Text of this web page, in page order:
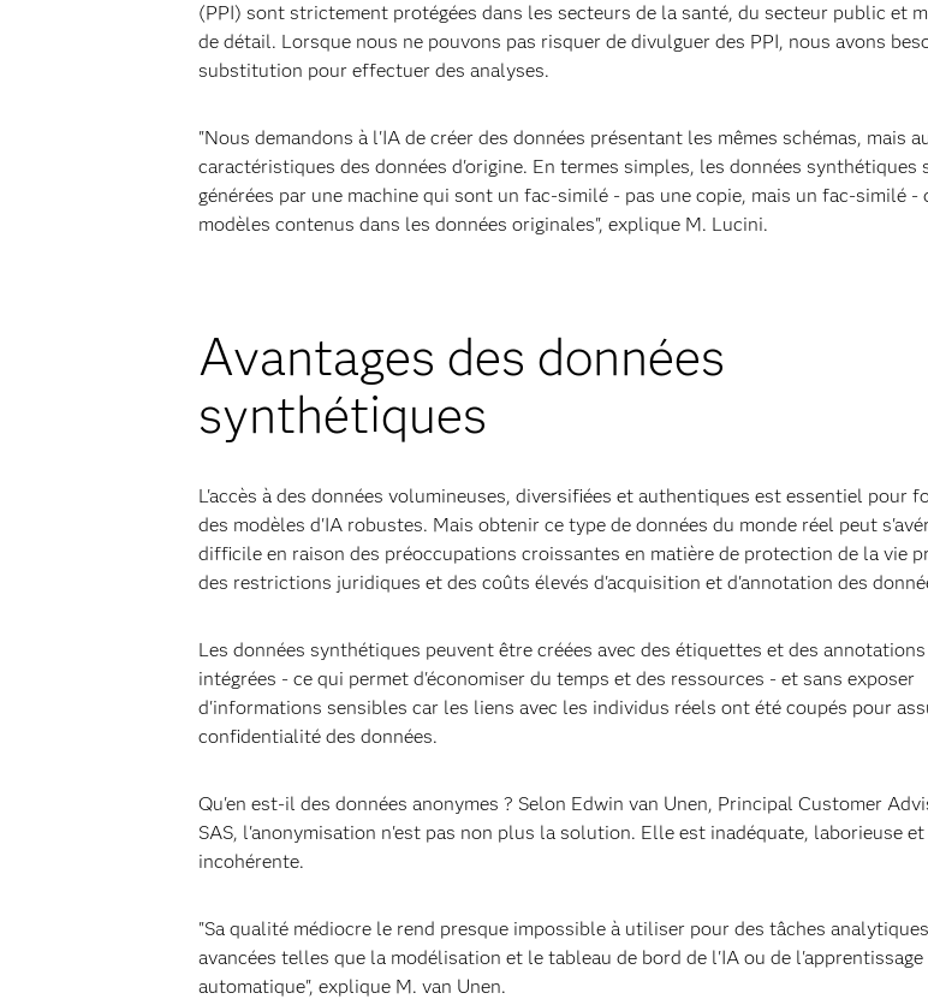
(PPI) sont strictement protégées dans les secteurs de la santé, du secteur public et
de détail. Lorsque nous ne pouvons pas risquer de divulguer des PPI, nous avons
substitution pour effectuer des analyses.
"Nous demandons à l'IA de créer des données présentant les mêmes schémas, mais
caractéristiques des données d'origine. En termes simples, les données synthétiques
générées par une machine qui sont un fac-similé - pas une copie, mais un fac-similé -
modèles contenus dans les données originales", explique M. Lucini.
Avantages des données
synthétiques
L'accès à des données volumineuses, diversifiées et authentiques est essentiel pour
des modèles d'IA robustes. Mais obtenir ce type de données du monde réel peut
difficile en raison des préoccupations croissantes en matière de protection de la vie
des restrictions juridiques et des coûts élevés d'acquisition et d'annotation des
Les données synthétiques peuvent être créées avec des étiquettes et des
intégrées - ce qui permet d'économiser du temps et des ressources - et sans exposer
d'informations sensibles car les liens avec les individus réels ont été coupés pour
confidentialité des données.
Qu'en est-il des données anonymes ? Selon Edwin van Unen, Principal Customer
SAS, l'anonymisation n'est pas non plus la solution. Elle est inadéquate, laborieuse et
incohérente.
"Sa qualité médiocre le rend presque impossible à utiliser pour des tâches analytiques
avancées telles que la modélisation et le tableau de bord de l'IA ou de l'apprentissage
automatique", explique M. van Unen.